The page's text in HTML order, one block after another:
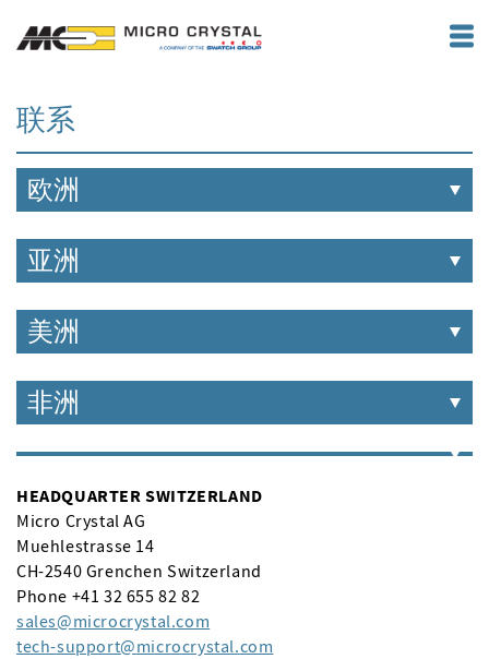
联系
欧洲
亚洲
美洲
非洲
HEADQUARTER SWITZERLAND
Micro Crystal AG
Muehlestrasse 14
CH-2540 Grenchen Switzerland
Phone +41 32 655 82 82
sales
microcrystal com
tech-support
microcrystal com